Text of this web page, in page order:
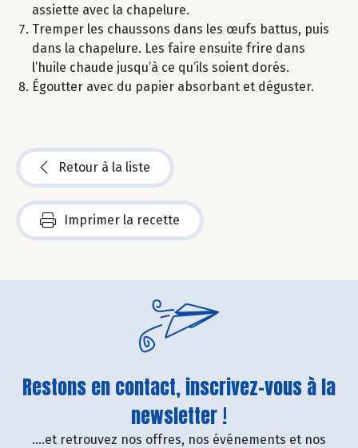
assiette avec la chapelure.
Tremper les chaussons dans les œufs battus, puis
dans la chapelure. Les faire ensuite frire dans
l’huile chaude jusqu’à ce qu’ils soient dorés.
Égoutter avec du papier absorbant et déguster.
Retour à la liste
Imprimer la recette
Restons en contact, inscrivez-vous à la
newsletter !
....et retrouvez nos offres, nos événements et nos